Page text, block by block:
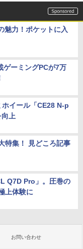
魅力！ポケットに入
ゲーミングPCが7万
イール「CE28 N-p
上
特集！ 見どころ記事
Q7D Pro」。圧巻の
上体験に
お問い合わせ